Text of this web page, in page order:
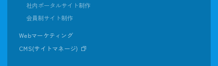
社内ポータルサイト制作
会員制サイト制作
Webマーケティング
CMS(サイトマネージ)